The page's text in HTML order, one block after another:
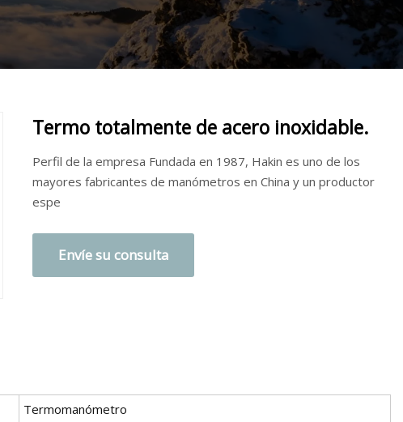
Termo totalmente de acero inoxidable.
Perfil de la empresa Fundada en 1987, Hakin es uno de los
mayores fabricantes de manómetros en China y un productor
espe
Envíe su consulta
Termomanómetro